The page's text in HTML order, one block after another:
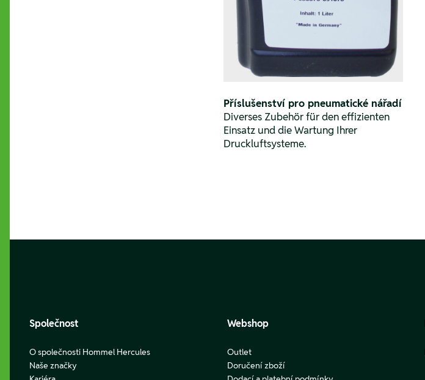
Příslušenství pro pneumatické nářadí
Diverses Zubehör für den effizienten
Einsatz und die Wartung Ihrer
Druckluftsysteme.
Společnost
O společnosti Hommel Hercules
Naše značky
Webshop
Outlet
Doručení zboží